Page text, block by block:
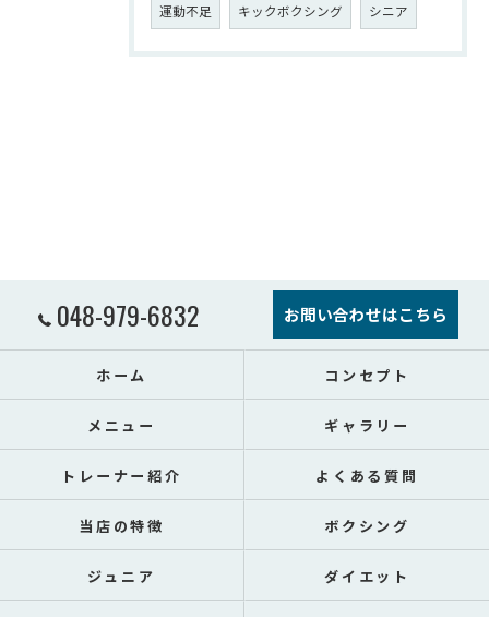
運動不足 キックボクシング シニア
048-979-6832 お問い合わせはこちら
ホーム コンセプト
メニュー ギャラリー
トレーナー紹介 よくある質問
当店の特徴 ボクシング
ジュニア ダイエット